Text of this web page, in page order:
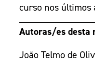
curso nos últimos
Autoras/es desta
João Telmo de